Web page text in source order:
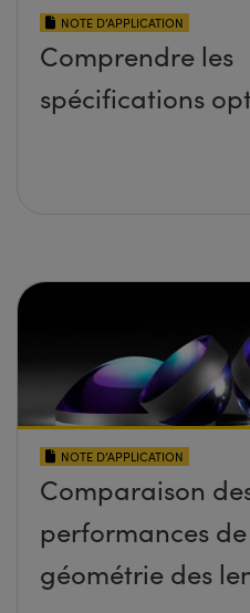
NOTE D’APPLICATION
Comprendre les
spécifications
NOTE D’APPLICATION
Comparaison
performances
géométrie des